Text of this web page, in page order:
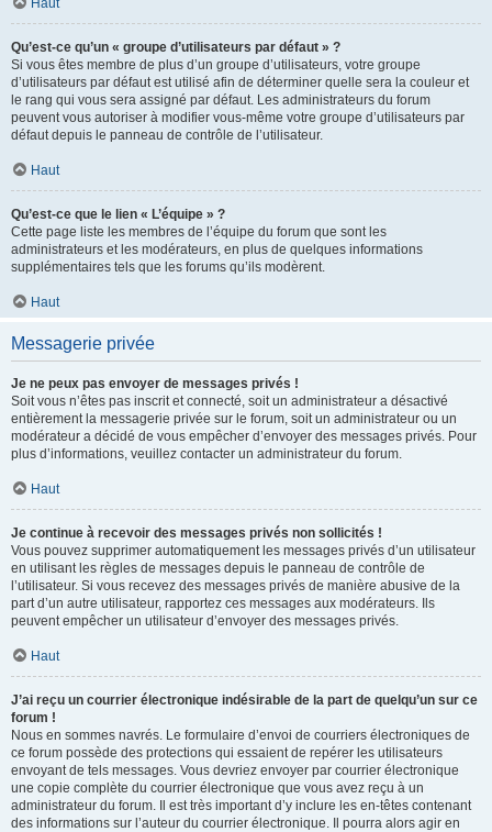
Haut
Qu’est-ce qu’un « groupe d’utilisateurs par défaut » ?
Si vous êtes membre de plus d’un groupe d’utilisateurs, votre groupe
d’utilisateurs par défaut est utilisé afin de déterminer quelle sera la couleur et
le rang qui vous sera assigné par défaut. Les administrateurs du forum
peuvent vous autoriser à modifier vous-même votre groupe d’utilisateurs par
défaut depuis le panneau de contrôle de l’utilisateur.
Haut
Qu’est-ce que le lien « L’équipe » ?
Cette page liste les membres de l’équipe du forum que sont les
administrateurs et les modérateurs, en plus de quelques informations
supplémentaires tels que les forums qu’ils modèrent.
Haut
Messagerie privée
Je ne peux pas envoyer de messages privés !
Soit vous n’êtes pas inscrit et connecté, soit un administrateur a désactivé
entièrement la messagerie privée sur le forum, soit un administrateur ou un
modérateur a décidé de vous empêcher d’envoyer des messages privés. Pour
plus d’informations, veuillez contacter un administrateur du forum.
Haut
Je continue à recevoir des messages privés non sollicités !
Vous pouvez supprimer automatiquement les messages privés d’un utilisateur
en utilisant les règles de messages depuis le panneau de contrôle de
l’utilisateur. Si vous recevez des messages privés de manière abusive de la
part d’un autre utilisateur, rapportez ces messages aux modérateurs. Ils
peuvent empêcher un utilisateur d’envoyer des messages privés.
Haut
J’ai reçu un courrier électronique indésirable de la part de quelqu’un sur ce
forum !
Nous en sommes navrés. Le formulaire d’envoi de courriers électroniques de
ce forum possède des protections qui essaient de repérer les utilisateurs
envoyant de tels messages. Vous devriez envoyer par courrier électronique
une copie complète du courrier électronique que vous avez reçu à un
administrateur du forum. Il est très important d’y inclure les en-têtes contenant
des informations sur l’auteur du courrier électronique. Il pourra alors agir en